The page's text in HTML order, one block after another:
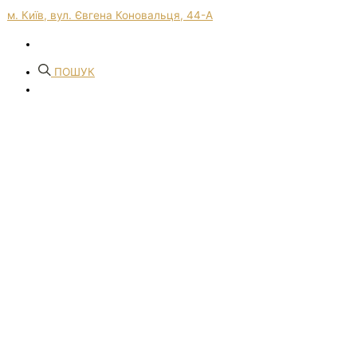
м. Київ, вул. Євгена Коновальця, 44-А
ПОШУК